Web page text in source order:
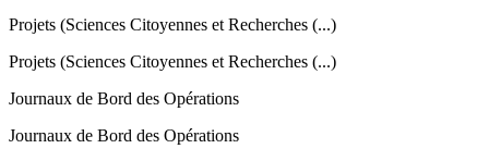
Projets (Sciences Citoyennes et Recherches (...)
Projets (Sciences Citoyennes et Recherches (...)
Journaux de Bord des Opérations
Journaux de Bord des Opérations